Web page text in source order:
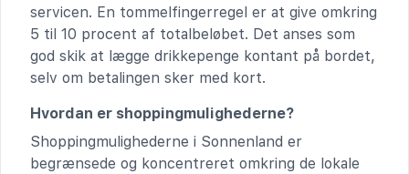
servicen. En tommelfingerregel er at give omkring
5 til 10 procent af totalbeløbet. Det anses som
god skik at lægge drikkepenge kontant på bordet,
selv om betalingen sker med kort.
Hvordan er shoppingmulighederne?
Shoppingmulighederne i Sonnenland er
begrænsede og koncentreret omkring de lokale